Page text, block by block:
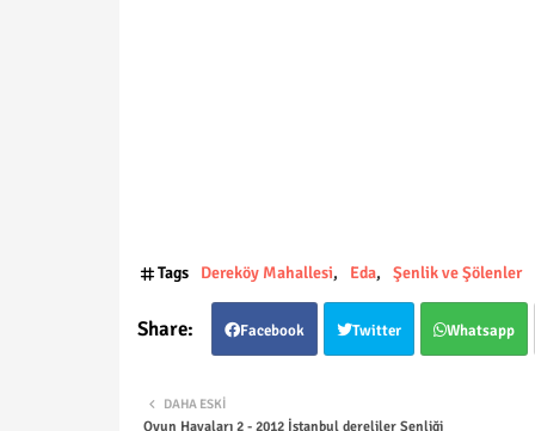
Tags Dereköy Mahallesi Eda Şenlik ve Şölenler
Facebook Twitter Whatsapp
DAHA ESKI
Oyun Havaları 2 - 2012 İstanbul dereliler Şenliği